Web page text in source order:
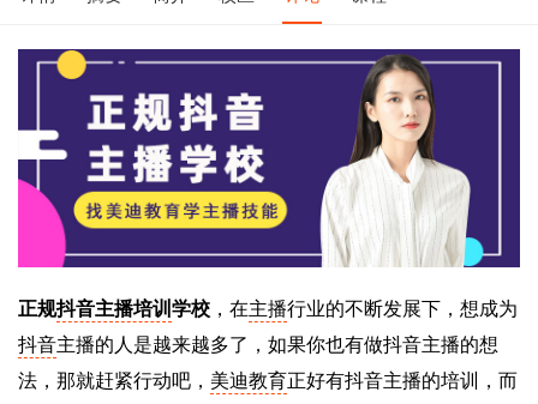
正规抖音主播培训 学校 ，在主播行业的不断发展下，想成为
抖音主播的人是越来越多了，如果你也有做抖音主播的想
法，那就赶紧行动吧， 美迪教育正好有抖音主播的培训，而